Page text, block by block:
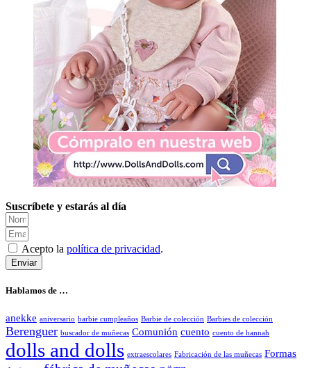
Suscríbete y estarás al día
Acepto la política de privacidad.
Enviar
Hablamos de …
anekke aniversario barbie cumpleaños Barbie de colección Barbies de colección
Berenguer buscador de muñecas Comunión cuento cuento de hannah
dolls and dolls extraescolares Fabricación de las muñecas Formas